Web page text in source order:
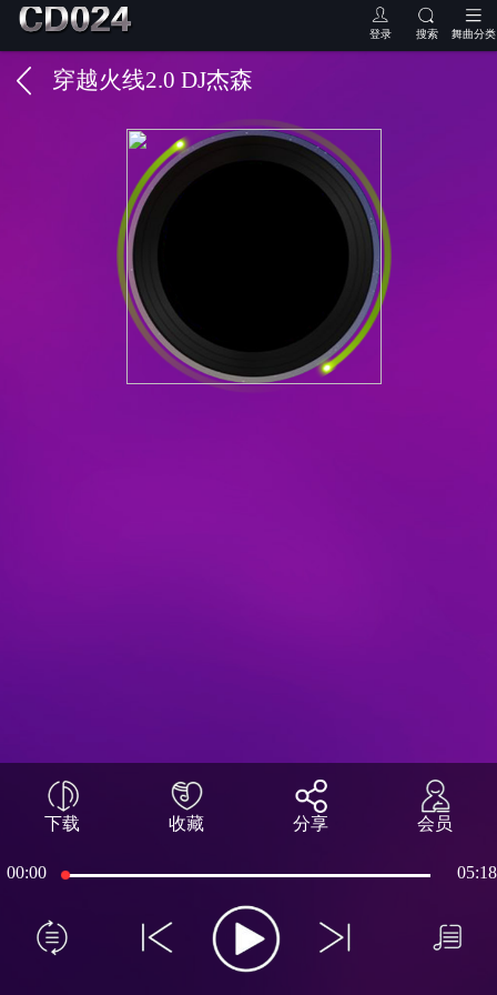
登录 搜索 舞曲分类
穿越火线2.0 DJ杰森
下载 收藏 分享 会员
00:00 05:18